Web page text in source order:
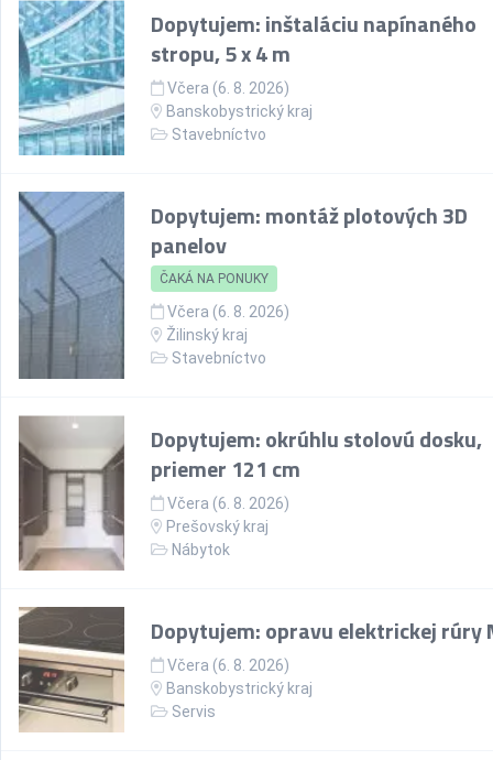
Dopytujem: inštaláciu napínaného
stropu, 5 x 4 m
Včera (6. 8. 2026)
Banskobystrický kraj
Stavebníctvo
Dopytujem: montáž plotových 3D
panelov
ČAKÁ NA PONUKY
Včera (6. 8. 2026)
Žilinský kraj
Stavebníctvo
Dopytujem: okrúhlu stolovú dosku,
priemer 121 cm
Včera (6. 8. 2026)
Prešovský kraj
Nábytok
Dopytujem: opravu elektrickej rúry
Včera (6. 8. 2026)
Banskobystrický kraj
Servis